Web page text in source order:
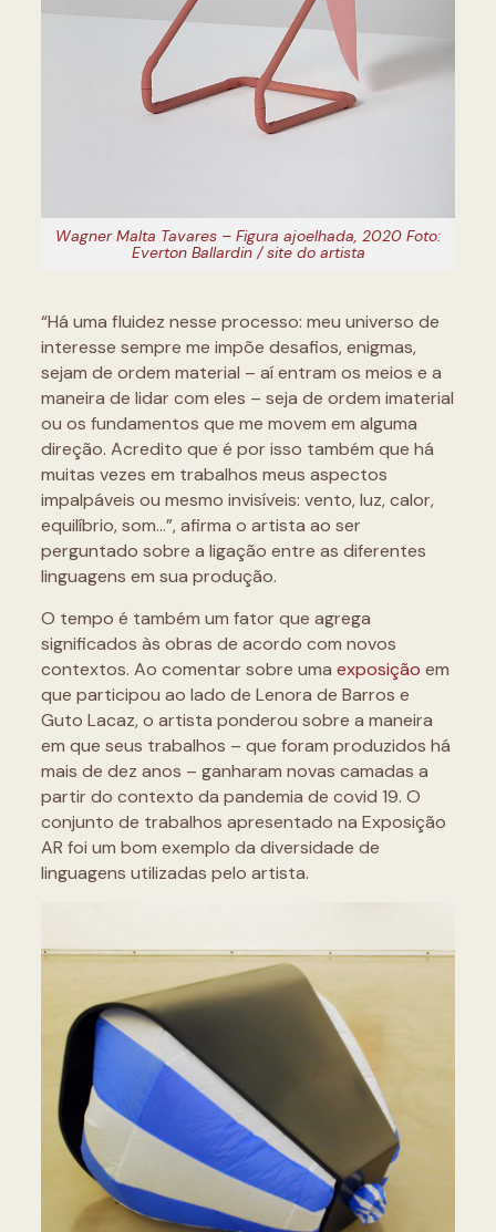
Wagner Malta Tavares – Figura ajoelhada, 2020 Foto:
Everton Ballardin / site do artista
“Há uma fluidez nesse processo: meu universo de
interesse sempre me impõe desafios, enigmas,
sejam de ordem material – aí entram os meios e a
maneira de lidar com eles – seja de ordem imaterial
ou os fundamentos que me movem em alguma
direção. Acredito que é por isso também que há
muitas vezes em trabalhos meus aspectos
impalpáveis ou mesmo invisíveis: vento, luz, calor,
equilíbrio, som…”, afirma o artista ao ser
perguntado sobre a ligação entre as diferentes
linguagens em sua produção.
O tempo é também um fator que agrega
significados às obras de acordo com novos
contextos. Ao comentar sobre uma exposição em
que participou ao lado de Lenora de Barros e
Guto Lacaz, o artista ponderou sobre a maneira
em que seus trabalhos – que foram produzidos há
mais de dez anos – ganharam novas camadas a
partir do contexto da pandemia de covid 19. O
conjunto de trabalhos apresentado na Exposição
AR foi um bom exemplo da diversidade de
linguagens utilizadas pelo artista.